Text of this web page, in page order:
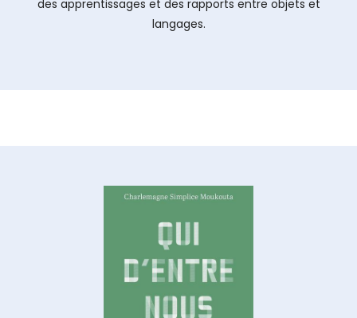
des apprentissages et des rapports entre objets et
langages.